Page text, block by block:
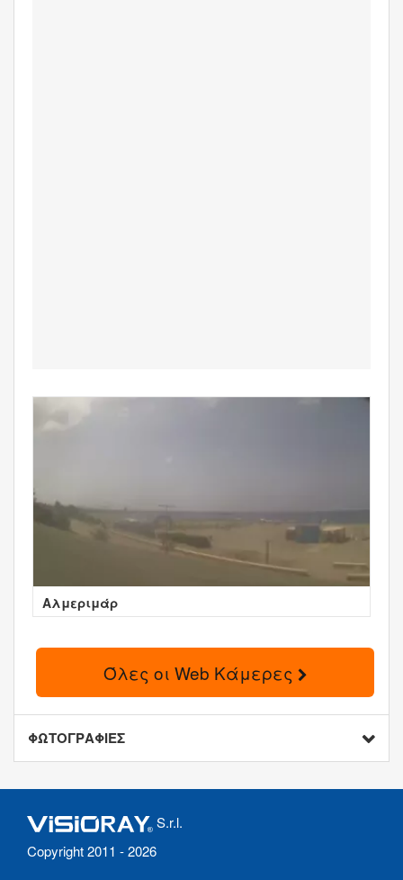
Αλμεριμάρ
Όλες οι Web Κάμερες
ΦΩΤΟΓΡΑΦΙΕΣ
S.r.l.
Copyright 2011 - 2026